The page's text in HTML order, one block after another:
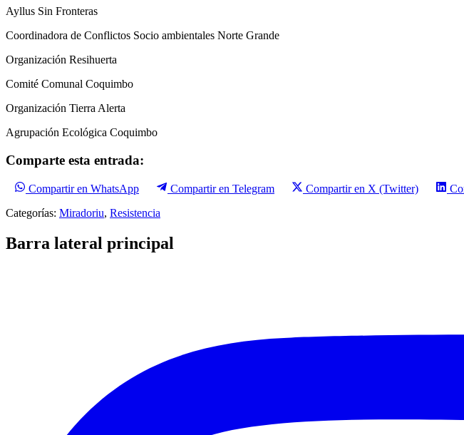
Ayllus Sin Fronteras
Coordinadora de Conflictos Socio ambientales Norte Grande
Organización Resihuerta
Comité Comunal Coquimbo
Organización Tierra Alerta
Agrupación Ecológica Coquimbo
Comparte esta entrada:
Compartir en WhatsApp Compartir en Telegram Compartir en X (Twitter)
Categorías: Miradoriu, Resistencia
Barra lateral principal